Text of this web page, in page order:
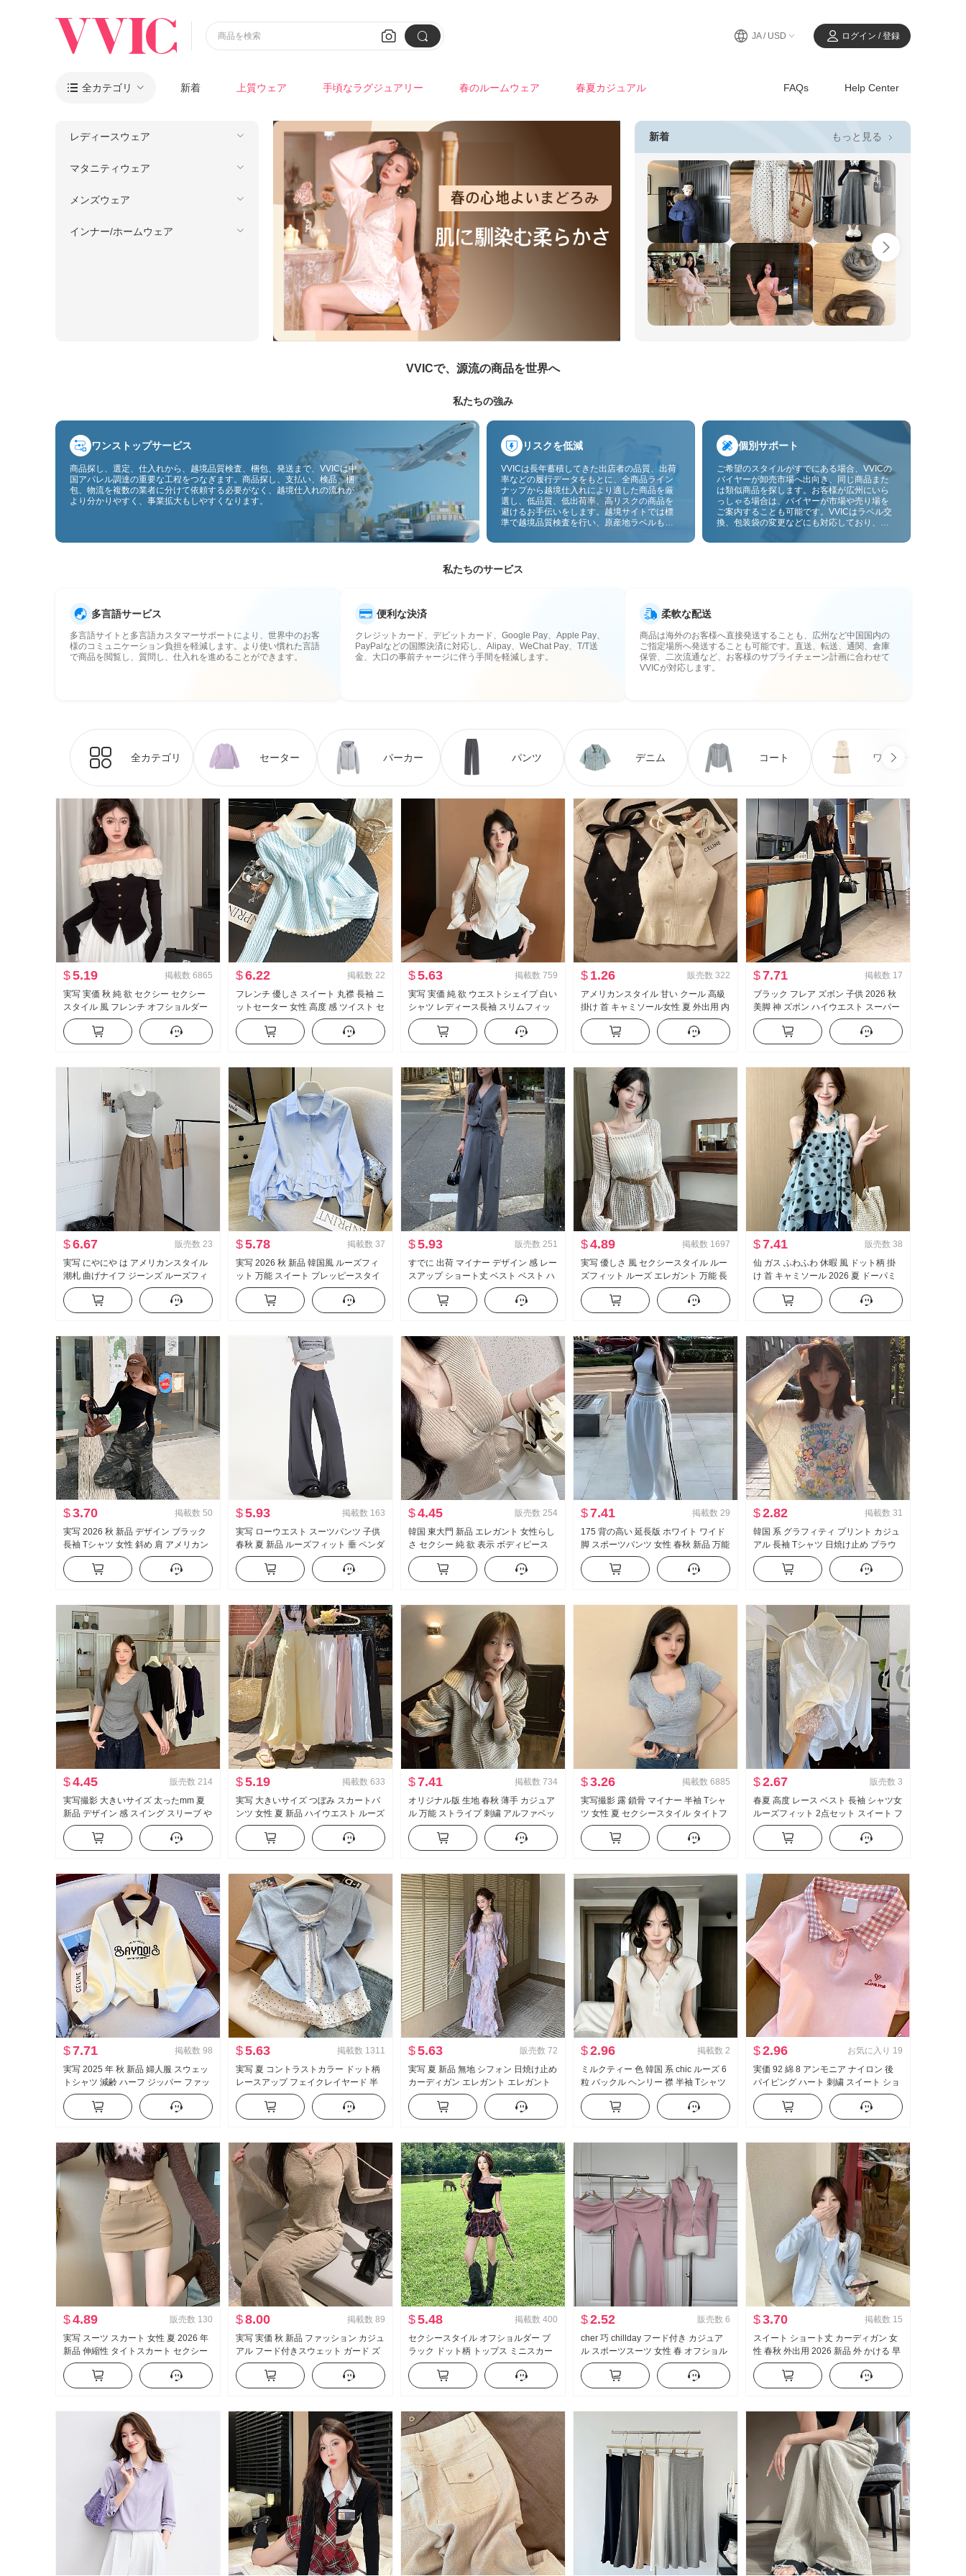
 
商品を検索 JA / USD ログイン / 登録
 全カテゴリ 新着 上質ウェア 手頃なラグジュアリー 春のルームウェア 春夏カジュアル FAQs Help Center
レディースウェア
マタニティウェア
メンズウェア
インナー/ホームウェア
新着 もっと見る 
VVICで、源流の商品を世界へ
私たちの強み
ワンストップサービス
商品探し、選定、仕入れから、越境品質検査、梱包、発送まで、VVICは中
国アパレル調達の重要な工程をつなぎます。商品探し、支払い、検品、梱
包、物流を複数の業者に分けて依頼する必要がなく、越境仕入れの流れが
より分かりやすく、事業拡大もしやすくなります。
リスクを低減
VVICは長年蓄積してきた出店者の品質、出荷
率などの履行データをもとに、全商品ライン
ナップから越境仕入れにより適した商品を厳
選し、低品質、低出荷率、高リスクの商品を
避けるお手伝いをします。越境サイトでは標
準で越境品質検査を行い、原産地ラベルも貼
スのリスクをさらに抑えます。
個別サポート
ご希望のスタイルがすでにある場合、VVICの
バイヤーが卸売市場へ出向き、同じ商品また
は類似商品を探します。お客様が広州にいら
っしゃる場合は、バイヤーが市場や売り場を
ご案内することも可能です。VVICはラベル交
換、包装袋の変更などにも対応しており、今
にも対応予定です。仕入れをお客様のビジネ
私たちのサービス
多言語サービス
多言語サイトと多言語カスタマーサポートにより、世界中のお客
様のコミュニケーション負担を軽減します。より使い慣れた言語
で商品を閲覧し、質問し、仕入れを進めることができます。
便利な決済
クレジットカード、デビットカード、Google Pay、Apple Pay、
PayPalなどの国際決済に対応し、Alipay、WeChat Pay、T/T送
金、大口の事前チャージに伴う手間を軽減します。
柔軟な配送
商品は海外のお客様へ直接発送することも、広州など中国国内の
ご指定場所へ発送することも可能です。直送、転送、通関、倉庫
保管、二次流通など、お客様のサプライチェーン計画に合わせて
VVICが対応します。
全カテゴリ セーター パーカー パンツ デニム コート ワンピース
$5.19 掲載数 6865
実写 実価 秋 純 欲 セクシー セクシー
スタイル 風 フレンチ オフショルダー
長袖 Tシャツ 女性 フリル ウエストシ
ェイプ トップス
$6.22 掲載数 22
フレンチ 優しさ スイート 丸襟 長袖 ニ
ットセーター 女性 高度 感 ツイスト セ
ーター スリムフィット スリム効果 ト
ップス
$5.63 掲載数 759
実写 実価 純 欲 ウエストシェイプ 白い
シャツ レディース長袖 スリムフィッ
ト セクシー タイトフィット シャツ ol
制服 キャリア 作業服
$ 1.26 販売数 322
アメリカンスタイル 甘い クール 高級
掛け 首 キャミソール女性 夏 外出用 内
かける インナーシャツ セクシースタ
イル ニット ベアトップ トップス
$7.71 掲載数 17
ブラック フレア ズボン 子供 2026 秋
美脚 神 ズボン ハイウエスト スーパー
モデル ズボン スリムフィット 伸縮性
カジュアル ラッパ スラックス
$6.67 販売数 23
実写 にやにや は アメリカンスタイル
潮札 曲げナイフ ジーンズ ルーズフィ
ット ワイド 脚 カジュアル ズボン
$5.78 掲載数 37
実写 2026 秋 新品 韓国風 ルーズフィ
ット 万能 スイート プレッピースタイ
ル フリル 長袖 シャツ レディーストッ
プス
$5.93 販売数 251
すでに 出荷 マイナー デザイン 感 レー
スアップ ショート丈 ベスト ベスト ハ
イウエスト 垂 感 ワイド 脚 カジュアル
パンツ セットアップ
$4.89 掲載数 1697
実写 優しさ 風 セクシースタイル ルー
ズフィット ルーズ エレガント 万能 長
袖 レース ニット ブラウス キャミソー
ル
$7.41 販売数 38
仙 ガス ふわふわ 休暇 風 ドット柄 掛
け 首 キャミソール 2026 夏 ドーパミ
ン ケーキ ポンポン ベビーシャツ トッ
プス
$3.70 掲載数 50
実写 2026 秋 新品 デザイン ブラック
長袖 Tシャツ 女性 斜め 肩 アメリカン
スタイル セクシースタイル オフショ
ルダー オフショルダー トップス
$5.93 掲載数 163
実写 ローウエスト スーツパンツ 子供
春秋 夏 新品 ルーズフィット 垂 ペンダ
ント 感 bf ルーズ カジュアル フレア ワ
イドパンツ
$4.45 販売数 254
韓国 東大門 新品 エレガント 女性らし
さ セクシー 純 欲 表示 ボディピース
側 系 バックル 半袖 ニット Tシャツ ト
ップス
$7.41 掲載数 29
175 背の高い 延長版 ホワイト ワイド
脚 スポーツパンツ 女性 春秋 新品 万能
ストライプ カジュアル フロアレング
ス ズボン
$2.82 掲載数 31
韓国 系 グラフィティ プリント カジュ
アル 長袖 Tシャツ 日焼け止め ブラウ
ス 女性 春夏 ルーズフィット ルーズ 風
が冷たい 感 クルーネック トップス
$4.45 販売数 214
実写撮影 大きいサイズ 太ったmm 夏
新品 デザイン 感 スイング スリーブ や
せている t カジュアル スリム効果 スリ
ムフィット 底打ち トップス
$5.19 掲載数 633
実写 大きいサイズ つぼみ スカートパ
ンツ 女性 夏 新品 ハイウエスト ルーズ
フィット スリム効果 垂 感 バルーンパ
ンツ カジュアル ワイドパンツ
$7.41 掲載数 734
オリジナル版 生地 春秋 薄手 カジュア
ル 万能 ストライプ 刺繍 アルファベッ
ト スウェットシャツ コート
$3.26 掲載数 6885
実写撮影 露 鎖骨 マイナー 半袖 Tシャ
ツ 女性 夏 セクシースタイル タイトフ
ィット 新品 ボタン デザイン 感 ショー
ト丈 トップス
$2.67 販売数 3
春夏 高度 レース ベスト 長袖 シャツ女
ルーズフィット 2点セット スイート フ
レッシュ
$7.71 掲載数 98
実写 2025 年 秋 新品 婦人服 スウェッ
トシャツ 減齢 ハーフ ジッパー ファッ
ション ポロ襟 カジュアル 万能 スリム
効果
$5.63 掲載数 1311
実写 夏 コントラストカラー ドット柄
レースアップ フェイクレイヤード 半
袖 Tシャツ 女性 夏 新品 スイートスタ
イル マイナー トップス
$5.63 販売数 72
実写 夏 新品 無地 シフォン 日焼け止め
カーディガン エレガント エレガント
シフォン フラワープリント ワンピー
ス女 ツーピースセット
$2.96 掲載数 2
ミルクティー 色 韓国 系 chic ルーズ 6
粒 バックル ヘンリー 襟 半袖 Tシャツ
女性 夏 薄手 カジュアル 正 肩の上 服
$2.96 お気に入り 19
実価 92 綿 8 アンモニア ナイロン 後
パイピング ハート 刺繍 スイート ショ
ート丈 ポロ襟 Tシャツ スリムフィット
小柄 トレンド
$4.89 販売数 130
実写 スーツ スカート 女性 夏 2026 年
新品 伸縮性 タイトスカート セクシー
セクシースタイル ハイウエスト A字
ミニスカート
$8.00 掲載数 89
実写 実価 秋 新品 ファッション カジュ
アル フード付きスウェット ガード ズ
ボン スリム効果 セットアップ スポー
ツスーツ 女性 トレンド
$5.48 掲載数 400
セクシースタイル オフショルダー ブ
ラック ドット柄 トップス ミニスカー
ト セットアップ ストラップ チェック
柄 つぼみ スカート ヴィンテージ チェ
ック柄スカート
$2.52 販売数 6
cher 巧 chillday フード付き カジュア
ル スポーツスーツ 女性 春 オフショル
ダー コート ベルボトム スリーピース
$3.70 掲載数 15
スイート ショート丈 カーディガン 女
性 春秋 外出用 2026 新品 外 かける 早
秋 chic 今年は ポップ の ニット コート